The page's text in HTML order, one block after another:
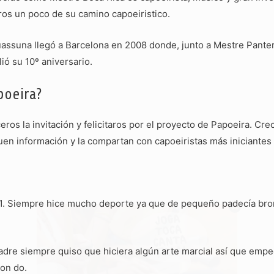
un poco de su camino capoeiristico.
llegó a Barcelona en 2008 donde, junto a Mestre
su 10º aniversario.
la invitación y felicitaros por el proyecto de Papoeira.
información y la compartan con capoeiristas más iniciantes
Siempre hice mucho deporte ya que de pequeño padecía
siempre quiso que hiciera algún arte marcial así que
do.
Sign up for Brazilian Portuguese lessons
Capoeiristas” for FREE!